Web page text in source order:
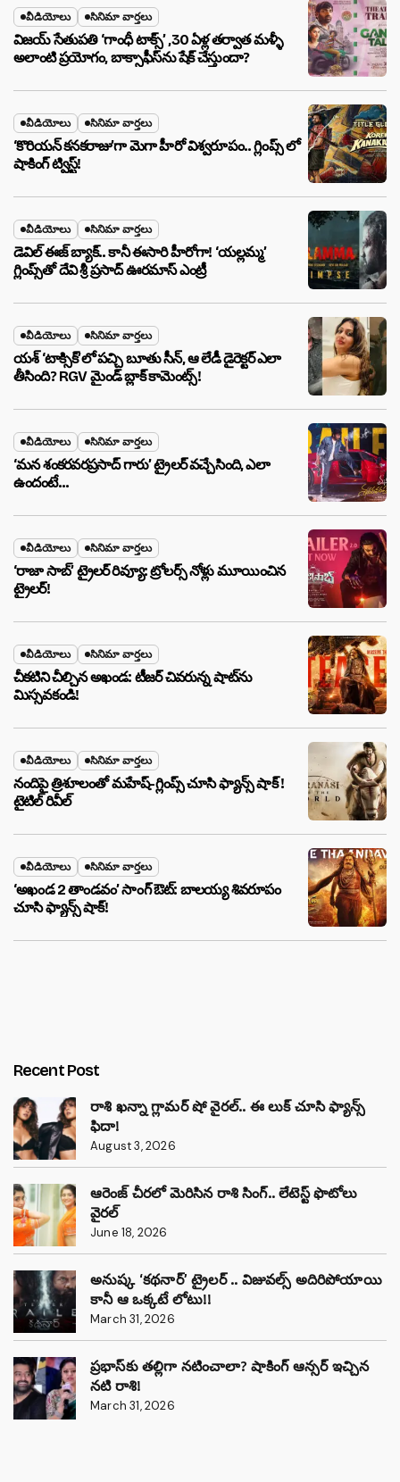
వీడియోలు సినిమా వార్తలు
విజయ్ సేతుపతి ‘గాంధీ టాక్స్’ ,30 ఏళ్ల తర్వాత మళ్ళీ
అలాంటి ప్రయోగం, బాక్సాఫీస్‌ను షేక్ చేస్తుందా?
వీడియోలు సినిమా వార్తలు
‘కొరియన్ కనకరాజు’గా మెగా హీరో విశ్వరూపం.. గ్లింప్స్ లో
షాకింగ్ ట్విస్ట్!
వీడియోలు సినిమా వార్తలు
డెవిల్ ఈజ్ బ్యాక్.. కానీ ఈసారి హీరోగా! ‘యల్లమ్మ’
గ్లింప్స్‌తో దేవి శ్రీ ప్రసాద్ ఊరమాస్ ఎంట్రీ
వీడియోలు సినిమా వార్తలు
యశ్ ‘టాక్సిక్’లో పచ్చి బూతు సీన్, ఆ లేడీ డైరెక్టర్ ఎలా
తీసింది? RGV మైండ్ బ్లాక్ కామెంట్స్!
వీడియోలు సినిమా వార్తలు
‘మన శంకరవరప్రసాద్ గారు’ ట్రైలర్ వచ్చేసింది, ఎలా
ఉందంటే…
వీడియోలు సినిమా వార్తలు
‘రాజా సాబ్’ ట్రైలర్ రివ్యూ: ట్రోలర్స్ నోళ్లు మూయించిన
ట్రైలర్!
వీడియోలు సినిమా వార్తలు
చీకటిని చీల్చిన అఖండ: టీజర్ చివరున్న షాట్‌ను
మిస్సవకండి!
వీడియోలు సినిమా వార్తలు
నందిపై త్రిశూలంతో మహేష్-గ్లింప్స్ చూసి ఫ్యాన్స్ షాక్ !
టైటిల్ రివీల్
వీడియోలు సినిమా వార్తలు
‘అఖండ 2 తాండవం’ సాంగ్ ఔట్: బాలయ్య శివరూపం
చూసి ఫ్యాన్స్ షాక్!
Recent Post
రాశి ఖన్నా గ్లామర్ షో వైరల్.. ఈ లుక్ చూసి ఫ్యాన్స్
ఫిదా!
August 3, 2026
ఆరెంజ్ చీరలో మెరిసిన రాశి సింగ్.. లేటెస్ట్ ఫొటోలు
వైరల్
June 18, 2026
అనుష్క ‘కథనార్’ ట్రైలర్ .. విజువల్స్ అదిరిపోయాయి
కానీ ఆ ఒక్కటే లోటు!!
March 31, 2026
ప్రభాస్‌కు తల్లిగా నటించాలా? షాకింగ్ ఆన్సర్ ఇచ్చిన
నటి రాశి!
March 31, 2026